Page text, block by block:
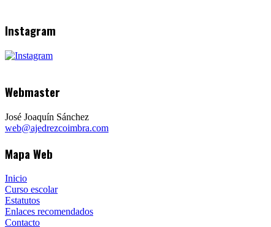
Instagram
Webmaster
José Joaquín Sánchez
web@ajedrezcoimbra.com
Mapa Web
Inicio
Curso escolar
Estatutos
Enlaces recomendados
Contacto